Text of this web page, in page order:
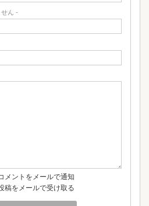
ん -
メントをメールで通知
稿をメールで受け取る